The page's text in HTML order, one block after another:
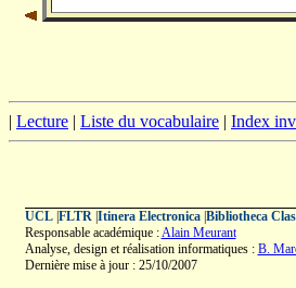
| Lecture | Liste du vocabulaire | Index
UCL| FLTR| Itinera Electronica| Bibliotheca
Responsable académique :Alain Meurant
Analyse, design et réalisation informatiques : B.
Dernière mise à jour : 25/10/2007